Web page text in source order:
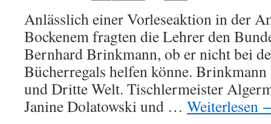
Anlässlich einer Vorleseaktion in der
Bockenem fragten die Lehrer den
Bernhard Brinkmann, ob er nicht bei
Bücherregals helfen könne.
und Dritte Welt. Tischlermeister
Janine Dolatowski und … Weiterlesen